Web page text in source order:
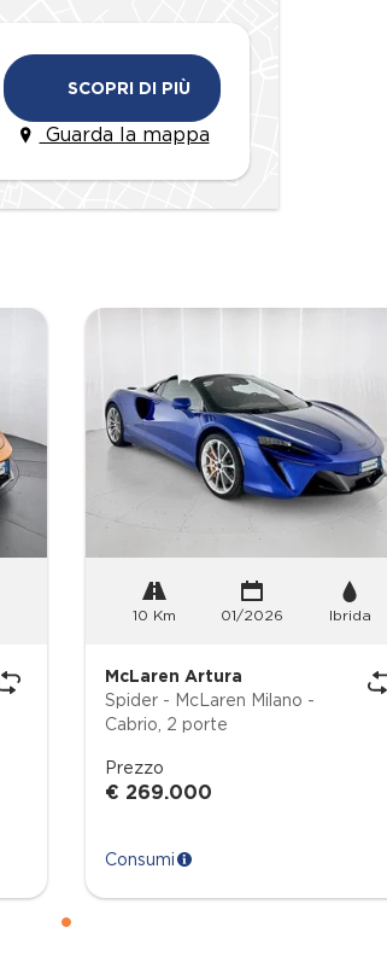
SCOPRI DI PIÙ
Guarda la mappa
10 Km 01/2026 Ibrida
McLaren Artura
Spider - McLaren Milano -
Cabrio, 2 porte
Prezzo
€ 269.000
Consumi